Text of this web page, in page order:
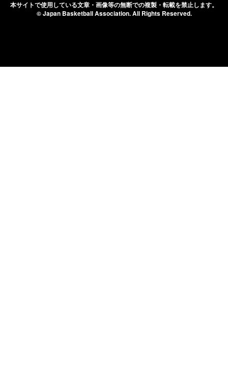
本サイトで使用している文章・画像等の無断での複製・転載を禁止します。
© Japan Basketball Association.All Rights Reserved.